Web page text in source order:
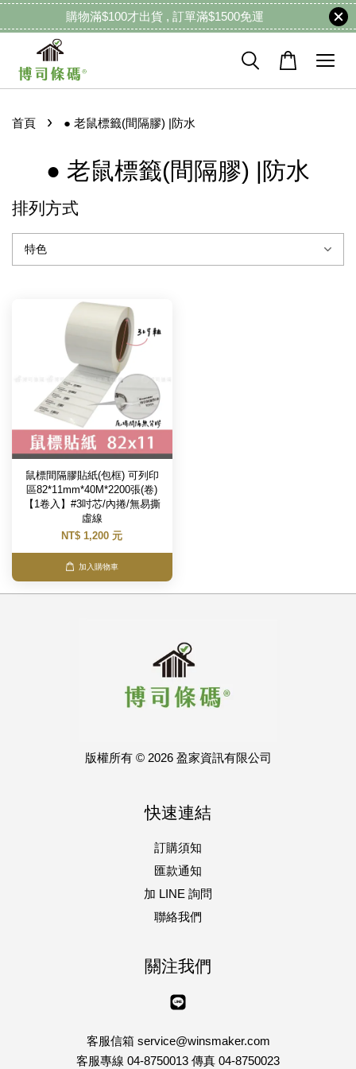
購物滿$100才出貨 , 訂單滿$1500免運
首頁 › ● 老鼠標籤(間隔膠) |防水
● 老鼠標籤(間隔膠) |防水
排列方式
鼠標間隔膠貼紙(包框) 可列印
區82*11mm*40M*2200張(卷)
【1卷入】#3吋芯/內捲/無易撕
虛線
NT$ 1,200 元
加入購物車
版權所有 © 2026 盈家資訊有限公司
快速連結
訂購須知
匯款通知
加 LINE 詢問
聯絡我們
關注我們
客服信箱 service@winsmaker.com
客服專線 04-8750013 傳真 04-8750023